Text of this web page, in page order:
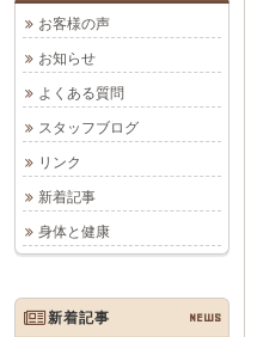
お客様の声
お知らせ
よくある質問
スタッフブログ
リンク
新着記事
身体と健康
新着記事 NEWS